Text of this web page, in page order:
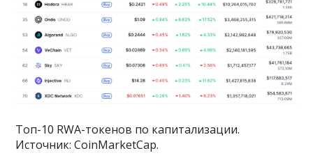
Топ-10 RWA-токенов по капитализации.
Источник: CoinMarketCap.